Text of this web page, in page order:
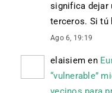
significa dejar
terceros. Si tú
Ago 6, 19:19
elaisiem en
“vulnerable”